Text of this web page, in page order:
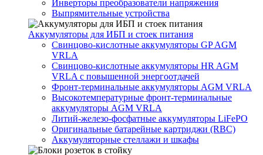
Инверторы преобразователи напряжения
Выпрямительные устройства
Аккумуляторы для ИБП и стоек питания
Свинцово-кислотные аккумуляторы GP AGM
VRLA
Свинцово-кислотные аккумуляторы HR AGM
VRLA с повышенной энергоотдачей
Фронт-терминальные аккумуляторы AGM VRLA
Высокотемпературные фронт-терминальные
аккумуляторы AGM VRLA
Литий-железо-фосфатные аккумуляторы LiFePO
Оригинальные батарейные картриджи (RBC)
Аккумуляторные стеллажи и шкафы